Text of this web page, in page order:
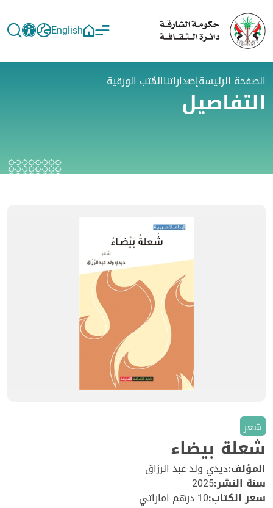
English
الصفحة الرئيسةإصداراتناالكتب الورقية
التفاصيل
شعر
شعلة بيضاء
المؤلف:ديدي ولد عبد الرزاق
سنة النشر:2025
سعر الكتاب:10 درهم اماراتي